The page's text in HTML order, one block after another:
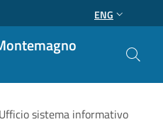
ENG
Ufficio sistema informativo